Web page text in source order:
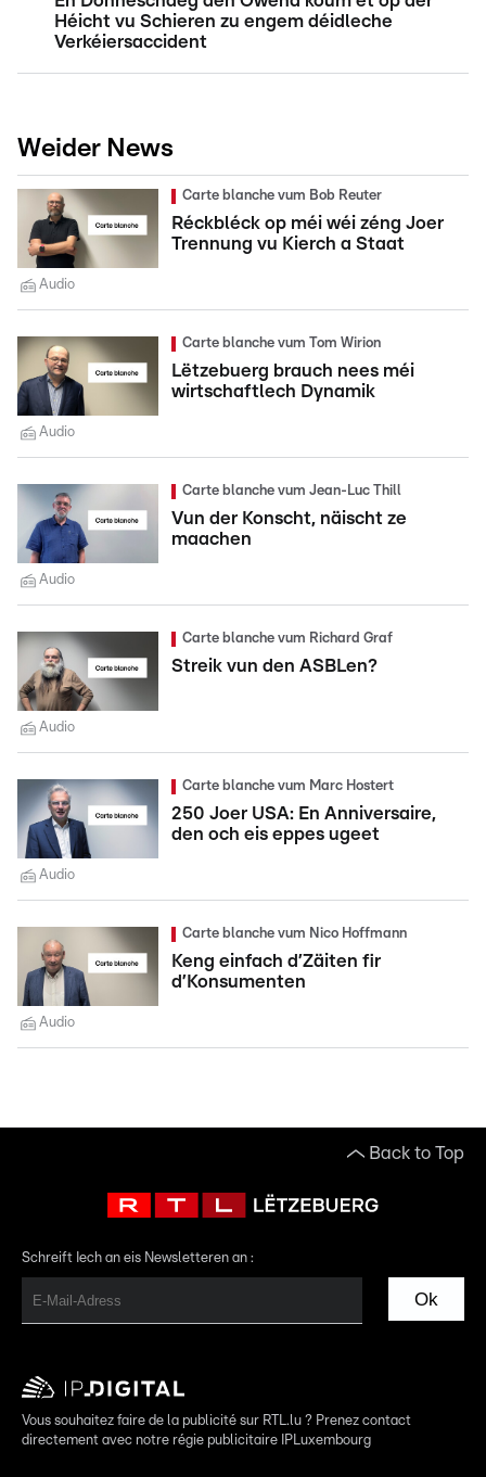
Héicht vu Schieren zu engem déidleche
Verkéiersaccident
Weider News
Carte blanche vum Bob Reuter
Réckbléck op méi wéi zéng Joer
Trennung vu Kierch a Staat
Audio
Carte blanche vum Tom Wirion
Lëtzebuerg brauch nees méi
wirtschaftlech Dynamik
Audio
Carte blanche vum Jean-Luc Thill
Vun der Konscht, näischt ze
maachen
Audio
Carte blanche vum Richard Graf
Streik vun den ASBLen?
Audio
Carte blanche vum Marc Hostert
250 Joer USA: En Anniversaire,
den och eis eppes ugeet
Audio
Carte blanche vum Nico Hoffmann
Keng einfach d’Zäiten fir
d’Konsumenten
Audio
Back to Top
Schreift Iech an eis Newsletteren an :
Ok
Vous souhaitez faire de la publicité sur RTL.lu ? Prenez contact
directement avec notre régie publicitaire IPLuxembourg